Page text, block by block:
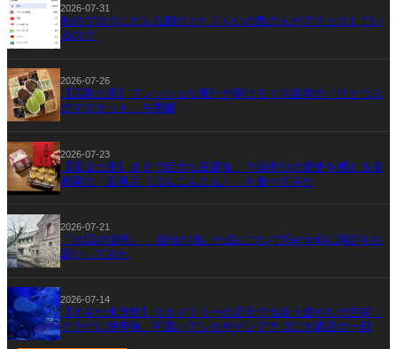
2026-07-31
私のブログにどんな国のどれくらいの数の人がアクセスしてい
るの？
2026-07-26
【広島土産】フレッシュな果汁が弾ける！共楽堂の「ひとつぶ
のマスカット」を堪能
2026-07-23
【富山土産】まるで巨大な正露丸！？薬売りの歴史を感じる美
都家の「反魂旦（はんこんたん）」を食べてみた
2026-07-21
『水辺の追憶』… 自分が描いた絵についてGemini3に講評をお
願いしてみた
2026-07-14
【すみだ水族館】スカイツリーの足元で出会う癒やしの空間！
クラゲに熱帯魚、可愛いアシカやチンアナゴに大満足の一日